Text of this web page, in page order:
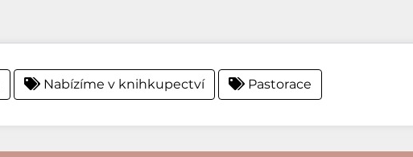
Nabízíme v knihkupectví Pastorace